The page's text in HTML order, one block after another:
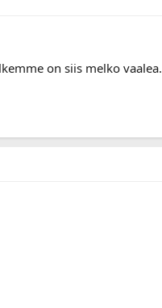
on siis melko vaalea.